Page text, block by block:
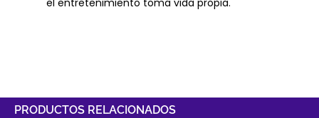
el entretenimiento toma vida propia.
PRODUCTOS RELACIONADOS